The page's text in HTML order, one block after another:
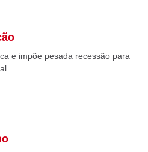
e impõe pesada recessão para